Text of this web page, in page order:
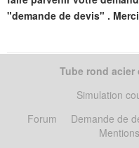
"demande de devis" .
Tube rond acier
Simulation
Forum
Demande de